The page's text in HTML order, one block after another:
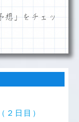
想」をチェッ
２日目）